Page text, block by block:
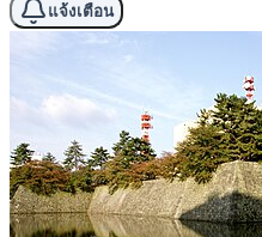
แจ้งเตือน